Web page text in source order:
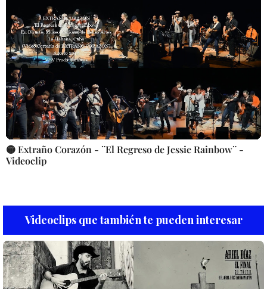
🟡 Extraño Corazón - ¨El Regreso de Jessie Rainbow¨ -
Videoclip
Videoclips que también te pueden interesar